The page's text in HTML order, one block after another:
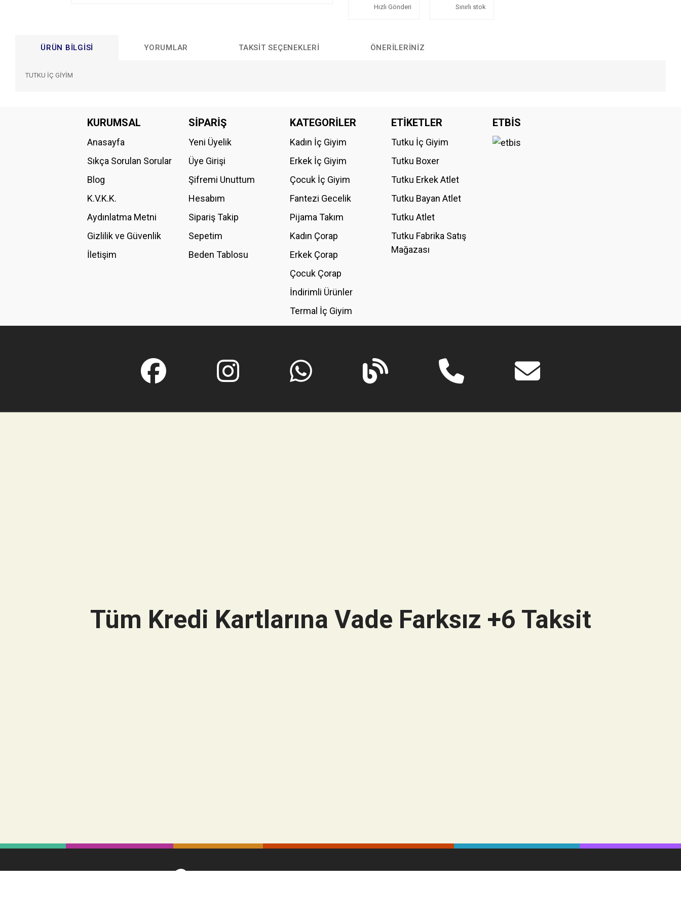
Hızlı Gönderi Sınırlı stok
ÜRÜN BILGISI YORUMLAR TAKSIT SEÇENEKLERI ÖNERILERINIZ
TUTKU İÇ GİYİM
Bu ürüne ilk yorumu siz yapın!
Ürün resmi kalitesiz, bozuk veya görüntülenemiyor.
Ürün fiyatı diğer sitelerden daha pahalı.
Bu ürüne benzer farklı alternatifler olmalı.
KURUMSAL
Anasayfa
Sıkça Sorulan Sorular
Blog
K.V.K.K.
Aydınlatma Metni
Gizlilik ve Güvenlik
İletişim
SİPARİŞ
Yeni Üyelik
Üye Girişi
Şifremi Unuttum
Hesabım
Sipariş Takip
Sepetim
Beden Tablosu
KATEGORİLER
Kadın İç Giyim
Erkek İç Giyim
Çocuk İç Giyim
Fantezi Gecelik
Pijama Takım
Kadın Çorap
Erkek Çorap
Çocuk Çorap
İndirimli Ürünler
Termal İç Giyim
ETİKETLER
Tutku İç Giyim
Tutku Boxer
Tutku Erkek Atlet
Tutku Bayan Atlet
Tutku Atlet
Tutku Fabrika Satış
Mağazası
ETBİS
Tüm Kredi Kartlarına Vade Farksız +6 Taksit